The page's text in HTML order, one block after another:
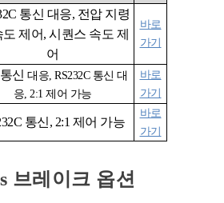
통신 대응, 전압 지령
도 제어, 시퀀스 속도 제
어
바로
가기
통신 대응 , RS232C 통신 대
응 , 2:1 제어 가능
바로
가기
통신, 2:1 제어 가능
바로
가기
브레이크 옵션